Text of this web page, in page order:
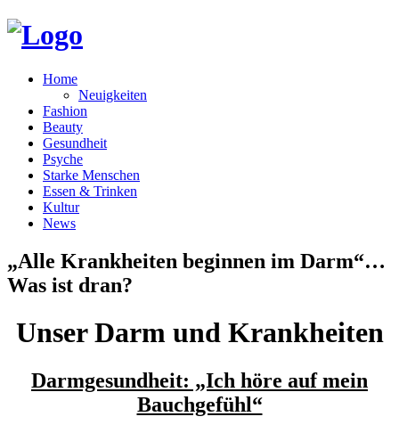
Home
Neuigkeiten
Fashion
Beauty
Gesundheit
Psyche
Starke Menschen
Essen & Trinken
Kultur
News
„Alle Krankheiten beginnen im Darm“…
Was ist dran?
Unser Darm und Krankheiten
Darmgesundheit: „Ich höre auf mein
Bauchgefühl“